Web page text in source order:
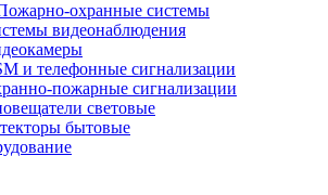
охранные системы
видеонаблюдения
и телефонные сигнализации
пожарные сигнализации
световые
бытовые